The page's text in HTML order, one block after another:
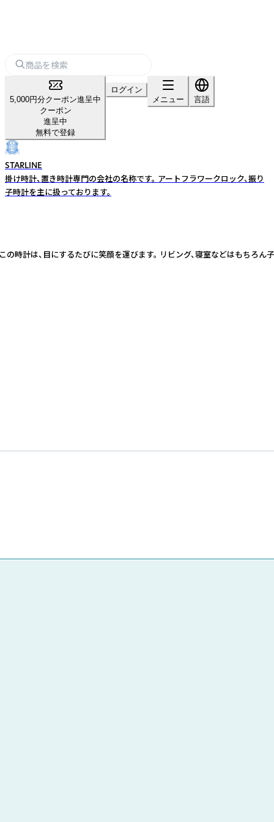
5,000円分クーポン進呈中
クーポン
進呈中
無料で登録
ログイン
メニュー
言語
STARLINE
掛け時計、置き時計専門の会社の名称です。 アートフラワークロック、振り
子時計を主に扱っております。
目にするたびに笑顔を運びます。 リビング、寝室などはもちろん